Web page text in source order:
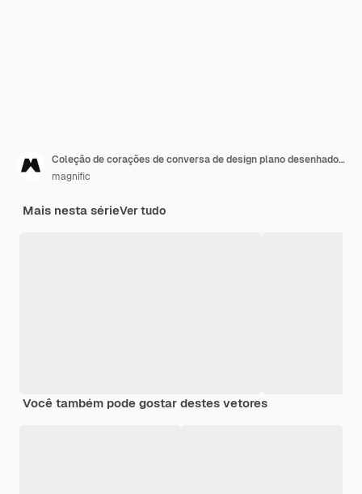
Coleção de corações de conversa de design plano desenhado à mão
magnific
Mais nesta sérieVer tudo
Você também pode gostar destes vetores